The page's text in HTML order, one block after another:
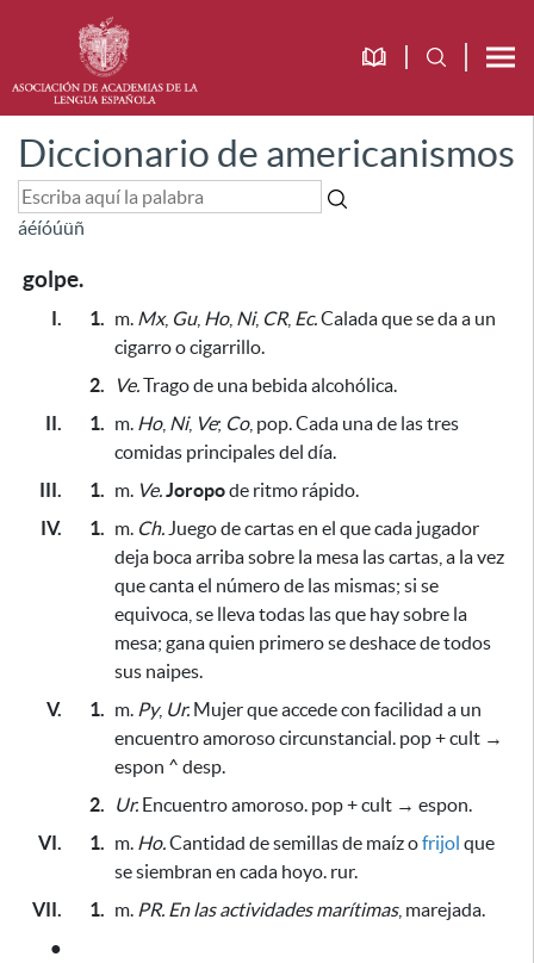
Diccionario de americanismos
áéíóúüñ
golpe.
I. 1. m. Mx, Gu, Ho, Ni, CR, Ec.Calada que se da a un
cigarro o cigarrillo.
2.
Ve.Trago de una bebida alcohólica.
II.
1. m. Ho, Ni, Ve; Co, pop. Cada una de las tres
comidas principales del día.
III.
1. m. Ve.Joropode ritmo rápido.
IV.
1. m. Ch. Juego de cartasen el que cada jugador
deja boca arriba sobre la mesa las cartas, a la vez
que canta el número de las mismas; si se
equivoca, se lleva todas las que hay sobre la
mesa; gana quien primero se deshace de todos
sus naipes.
V.
1. m. Py, Ur. Mujer que accede con facilidad a un
encuentro amoroso circunstancial. pop + cult →
espon ^ desp.
2.
Ur. Encuentro amoroso. pop + cult → espon.
VI.
1. m. Ho.Cantidad de semillas de maíz ofrijol que
se siembran en cada hoyo. rur.
VII.
1. m. PR. En las actividades marítimas, marejada.
●